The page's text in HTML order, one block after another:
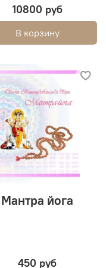
10800 руб
В корзину
Мантра йога
450 руб